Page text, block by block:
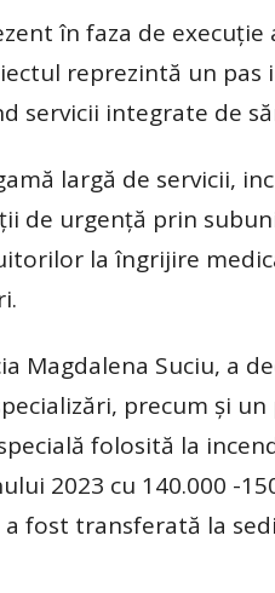
în faza de
reprezintă un
servicii integrate de
largă de servicii,
urgență prin
la îngrijire
Magdalena Suciu, a
precum și un
folosită la
2023 cu 140.000 -
fost transferată la